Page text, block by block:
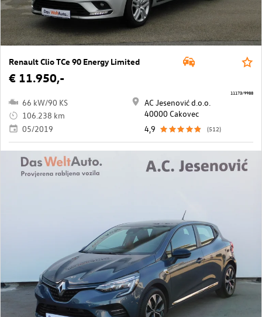
Renault Clio TCe 90 Energy Limited
€ 11.950,-
66 kW/90 KS
106.238 km
05/2019
AC Jesenović d.o.o.
40000 Cakovec
4,9
(512)
11173/9988